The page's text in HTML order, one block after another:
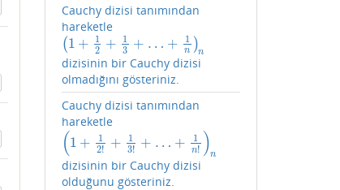
Cauchy dizisi tanımından
hareketle
(1 +
1
2 +
1
3 + … + 1
n )n
(1+ 12 +1 3+ …+ 1n )n
dizisinin bir Cauchy dizisi
olmadığını gösteriniz.
Cauchy dizisi tanımından
hareketle
(1 +
1
2! +
1
3! + … + 1
n! )n
(1+ 12 +1 3!+ …+ 1n ) n
dizisinin bir Cauchy dizisi
olduğunu gösteriniz.